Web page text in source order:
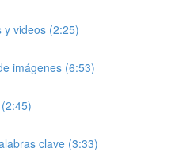
y videos (2:25)
imágenes (6:53)
clave (3:33)